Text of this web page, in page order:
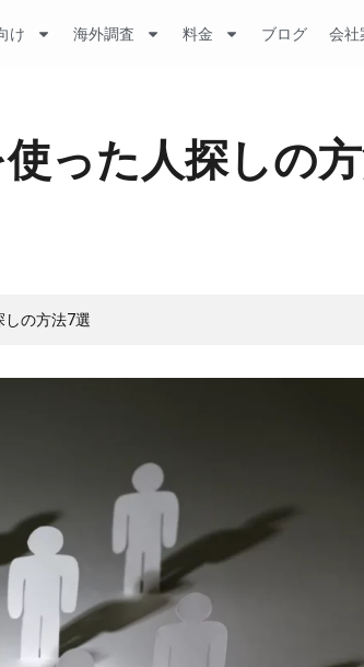
け 海外調査 料金 ブログ 会社
った人探しの
しの方法7選